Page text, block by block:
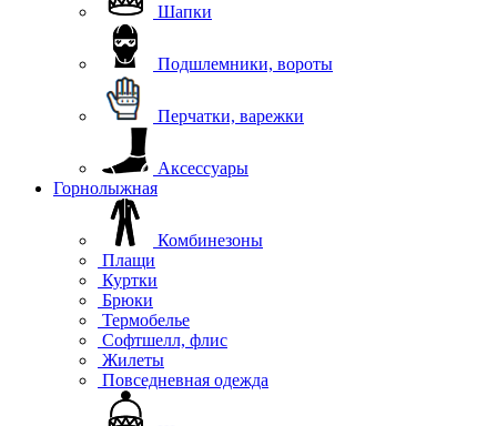
Шапки
Подшлемники, вороты
Перчатки, варежки
Аксессуары
Горнолыжная
Комбинезоны
Плащи
Куртки
Брюки
Термобелье
Софтшелл, флис
Жилеты
Повседневная одежда